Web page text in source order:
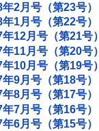
2月号（第23号）
1月号（第22号）
12月号（第21号）
11月号（第20号）
10月号（第19号）
9月号（第18号）
8月号（第17号）
7月号（第16号）
6月号（第15号）